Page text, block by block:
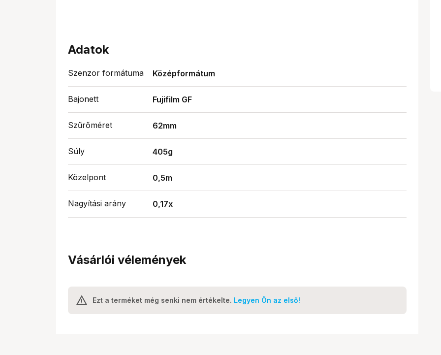
Adatok
Szenzor formátuma Középformátum
Bajonett Fujifilm GF
Szűrőméret 62mm
Súly 405g
Közelpont 0,5m
Nagyítási arány 0,17x
Vásárlói vélemények
Ezt a terméket még senki nem értékelte. Legyen Ön az első!